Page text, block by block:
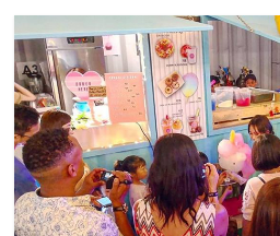
ฟรี,
บริการ
พัฒนา
ระบบ